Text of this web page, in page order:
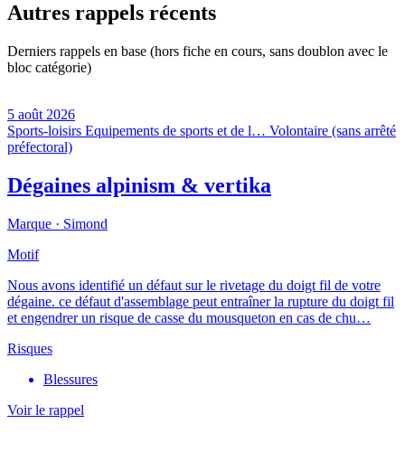
Autres rappels récents
Derniers rappels en base (hors fiche en cours, sans doublon avec le
bloc catégorie)
5 août 2026
Sports-loisirs Equipements de sports et de l… Volontaire (sans arrêté
préfectoral)
Dégaines alpinism & vertika
Marque · Simond
Motif
Nous avons identifié un défaut sur le rivetage du doigt fil de votre
dégaine. ce défaut d'assemblage peut entraîner la rupture du doigt fil
et engendrer un risque de casse du mousqueton en cas de chu…
Risques
Blessures
Voir le rappel